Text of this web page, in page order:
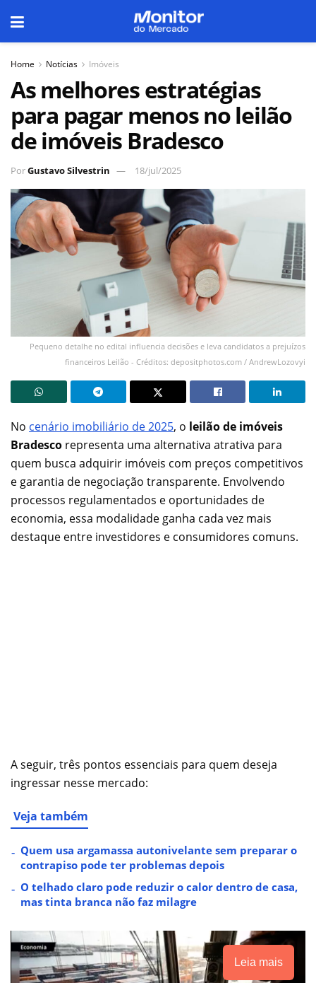
Home Notícias Imóveis
As melhores estratégias
para pagar menos no leilão
de imóveis Bradesco
PorGustavo Silvestrin 18/jul/2025
Pequeno detalhe no edital influencia decisões e leva candidatos a prejuízos
financeiros Leilão - Créditos: depositphotos.com / AndrewLozovyi
No cenário imobiliário de 2025, o leilão de imóveis
Bradesco representa uma alternativa atrativa para
quem busca adquirir imóveis com preços competitivos
e garantia de negociação transparente. Envolvendo
processos regulamentados e oportunidades de
economia, essa modalidade ganha cada vez mais
destaque entre investidores e consumidores comuns.
A seguir, três pontos essenciais para quem deseja
ingressar nesse mercado:
Veja também
Quem usa argamassa autonivelante sem preparar o
contrapiso pode ter problemas depois
O telhado claro pode reduzir o calor dentro de casa,
mas tinta branca não faz milagre
Leia mais